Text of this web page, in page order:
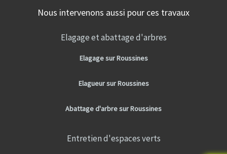
Nous intervenons aussi pour ces travaux
Elagage et abattage d'arbres
Elagage sur Roussines
Elagueur sur Roussines
Abattage d'arbre sur Roussines
Entretien d'espaces verts